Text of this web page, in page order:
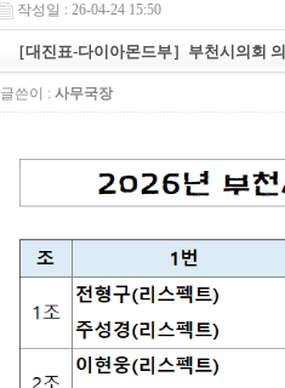
작성일 : 26-04-24 15:50
［대진표-다이아몬드부］부천시의회
글쓴이 : 사무국장